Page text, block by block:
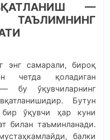
—
энг самарали, бироқ
четда қоладиган
бу ўқувчиларнинг
Бутун
ўқувчи ҳар куни
билан таъминланади.
балки